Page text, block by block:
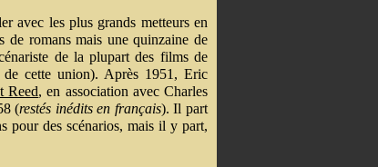
avec les plus grands metteurs en
de romans mais une quinzaine de
de la plupart des films de
cette union). Après 1951, Eric
Reed, en association avec Charles
(restés inédits en français). Il part
pour des scénarios, mais il y part,